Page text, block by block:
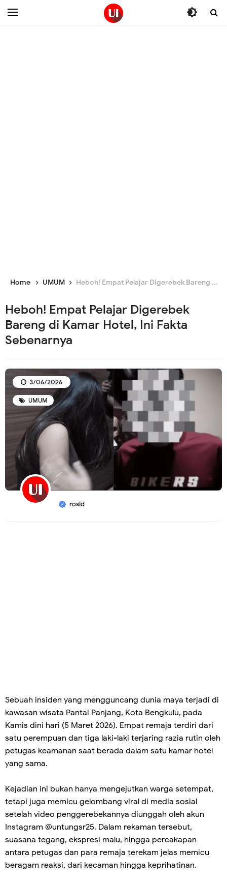
Home UMUM Heboh! Empat Pelajar Digerebek Bareng di Kamar Hotel, Ini Fakta Sebenarnya
Heboh! Empat Pelajar Digerebek
Bareng di Kamar Hotel, Ini Fakta
Sebenarnya
UMUM
rosid
3/06/2026
Sebuah insiden yang mengguncang dunia maya terjadi di
kawasan wisata Pantai Panjang, Kota Bengkulu, pada
Kamis dini hari (5 Maret 2026). Empat remaja terdiri dari
satu perempuan dan tiga laki-laki terjaring razia rutin oleh
petugas keamanan saat berada dalam satu kamar hotel
yang sama.
Kejadian ini bukan hanya mengejutkan warga setempat,
tetapi juga memicu gelombang viral di media sosial
setelah video penggerebekannya diunggah oleh akun
Instagram @untungsr25. Dalam rekaman tersebut,
suasana tegang, ekspresi malu, hingga percakapan
antara petugas dan para remaja terekam jelas memicu
beragam reaksi, dari kecaman hingga keprihatinan.